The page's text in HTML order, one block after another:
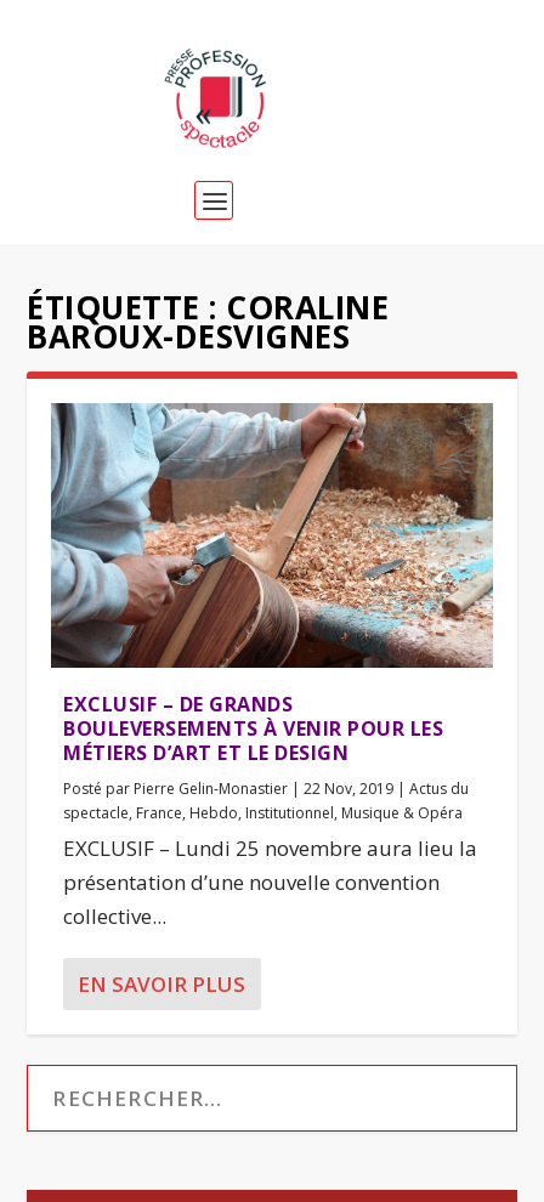
ÉTIQUETTE : CORALINE
BAROUX-DESVIGNES
EXCLUSIF – DE GRANDS
BOULEVERSEMENTS À VENIR POUR LES
MÉTIERS D’ART ET LE DESIGN
Posté par Pierre Gelin-Monastier |22 Nov, 2019 |Actus du
spectacle, France, Hebdo, Institutionnel, Musique & Opéra
EXCLUSIF – Lundi 25 novembre aura lieu la
présentation d’une nouvelle convention
collective...
EN SAVOIR PLUS